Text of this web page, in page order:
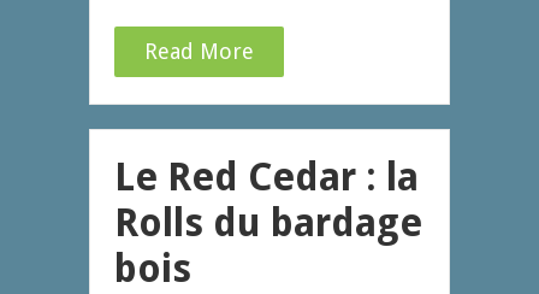
Read More
Le Red Cedar : la
Rolls du bardage
bois